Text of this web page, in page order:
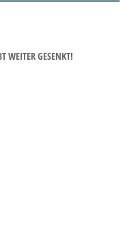
WEITER GESENKT!